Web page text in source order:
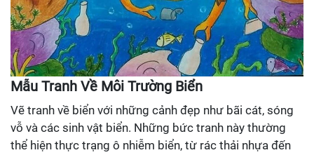
Mẫu Tranh Về Môi Trường Biển
Vẽ tranh về biển với những cảnh đẹp như bãi cát, sóng
vỗ và các sinh vật biển. Những bức tranh này thường
thể hiện thực trạng ô nhiễm biển, từ rác thải nhựa đến